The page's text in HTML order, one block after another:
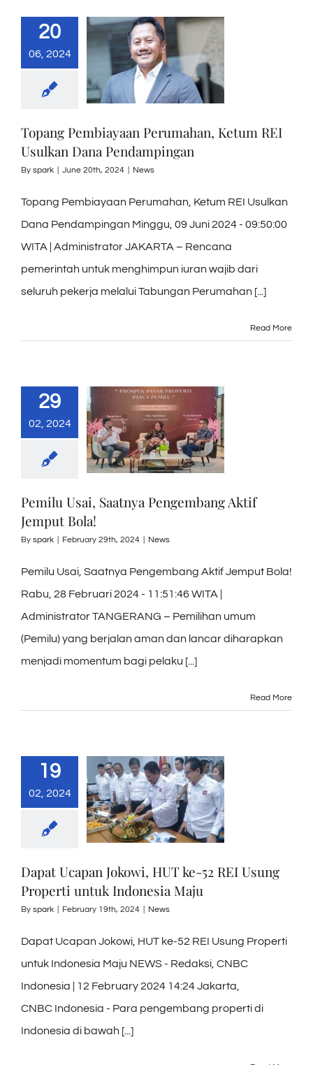
20
06, 2024
Topang Pembiayaan Perumahan, Ketum REI
Usulkan Dana Pendampingan
By spark June 20th, 2024 News
Topang Pembiayaan Perumahan, Ketum REI Usulkan
Dana Pendampingan Minggu, 09 Juni 2024 - 09:50:00
WITA | Administrator JAKARTA – Rencana
pemerintah untuk menghimpun iuran wajib dari
seluruh pekerja melalui Tabungan Perumahan [...]
Read More
29
02, 2024
Pemilu Usai, Saatnya Pengembang Aktif
Jemput Bola!
By spark February 29th, 2024 News
Pemilu Usai, Saatnya Pengembang Aktif Jemput Bola!
Rabu, 28 Februari 2024 - 11:51:46 WITA |
Administrator TANGERANG – Pemilihan umum
(Pemilu) yang berjalan aman dan lancar diharapkan
menjadi momentum bagi pelaku [...]
Read More
19
02, 2024
Dapat Ucapan Jokowi, HUT ke-52 REI Usung
Properti untuk Indonesia Maju
By spark February 19th, 2024 News
Dapat Ucapan Jokowi, HUT ke-52 REI Usung Properti
untuk Indonesia Maju NEWS - Redaksi, CNBC
Indonesia | 12 February 2024 14:24 Jakarta,
CNBC Indonesia - Para pengembang properti di
Indonesia di bawah [...]